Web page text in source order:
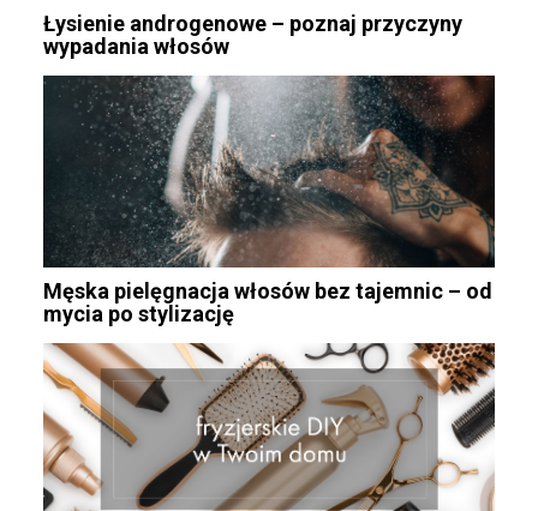
Łysienie androgenowe – poznaj przyczyny
wypadania włosów
Męska pielęgnacja włosów bez tajemnic – od
mycia po stylizację